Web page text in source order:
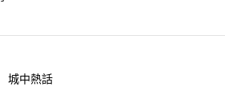
城中熱話